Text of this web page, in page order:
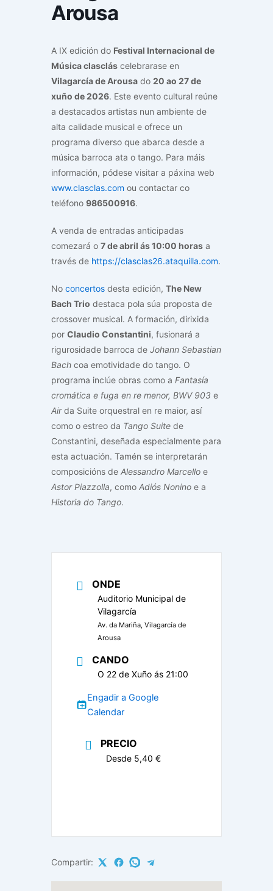
Arousa
A IX edición do Festival Internacional de
Música clasclás celebrarase en
Vilagarcía de Arousa do 20 ao 27 de
xuño de 2026. Este evento cultural reúne
a destacados artistas nun ambiente de
alta calidade musical e ofrece un
programa diverso que abarca desde a
música barroca ata o tango. Para máis
información, pódese visitar a páxina web
www.clasclas.com ou contactar co
teléfono 986500916.
A venda de entradas anticipadas
comezará o 7 de abril ás 10:00 horas a
través de https://clasclas26.ataquilla.com.
No concertos desta edición, The New
Bach Trio destaca pola súa proposta de
crossover musical. A formación, dirixida
por Claudio Constantini, fusionará a
rigurosidade barroca de Johann Sebastian
Bach coa emotividade do tango. O
programa inclúe obras como a Fantasía
cromática e fuga en re menor, BWV 903 e
Airda Suite orquestral en re maior, así
como o estreo da Tango Suite de
Constantini, deseñada especialmente para
esta actuación. Tamén se interpretarán
composicións de Alessandro Marcello e
Astor Piazzolla, como Adiós Nonino e a
Historia do Tango.
ONDE
Auditorio Municipal de
Vilagarcía
Av. da Mariña, Vilagarcía de
Arousa
CANDO
O 22 de Xuño ás 21:00
Engadir a Google
Calendar
PRECIO
Desde 5,40 €
Compartir: